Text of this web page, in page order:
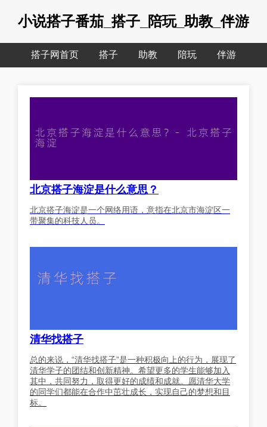
小说搭子番茄_搭子_陪玩_助教_伴游
搭子网首页 搭子 助教 陪玩 伴游
北京搭子海淀是什么意思？
北京搭子海淀是一个网络用语，意指在北京市海淀区一
带聚集的科技人员。
清华找搭子
总的来说，“清华找搭子”是一种积极向上的行为，展现了
清华学子的团结和创新精神。希望更多的学生能够加入
其中，共同努力，取得更好的成绩和成就。愿清华大学
的同学们都能在合作中茁壮成长，实现自己的梦想和目
标。